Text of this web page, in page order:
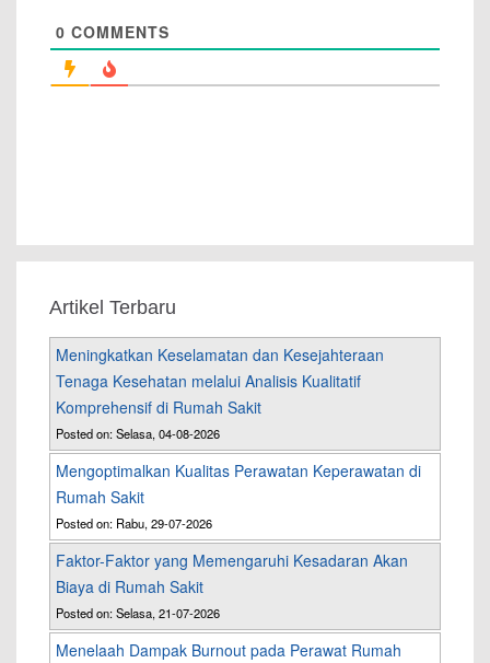
0 COMMENTS
Artikel Terbaru
Meningkatkan Keselamatan dan Kesejahteraan
Tenaga Kesehatan melalui Analisis Kualitatif
Komprehensif di Rumah Sakit
Posted on: Selasa, 04-08-2026
Mengoptimalkan Kualitas Perawatan Keperawatan di
Rumah Sakit
Posted on: Rabu, 29-07-2026
Faktor-Faktor yang Memengaruhi Kesadaran Akan
Biaya di Rumah Sakit
Posted on: Selasa, 21-07-2026
Menelaah Dampak Burnout pada Perawat Rumah